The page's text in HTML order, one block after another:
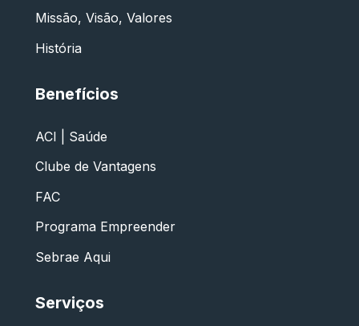
Missão, Visão, Valores
História
Benefícios
ACI | Saúde
Clube de Vantagens
FAC
Programa Empreender
Sebrae Aqui
Serviços